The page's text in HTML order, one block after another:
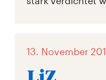
13. November